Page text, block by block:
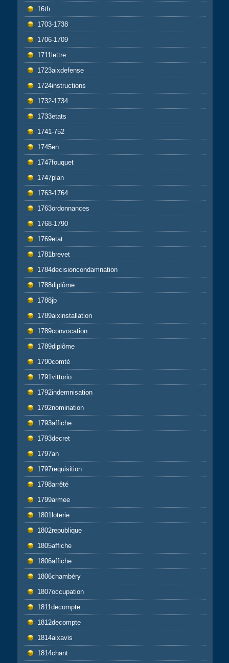
16th
1703-1738
1706-1709
1711lettre
1723aixdefense
1724instructions
1732-1734
1733etats
1741-752
1745en
1747fouquet
1747plan
1763-1764
1763ordonnances
1768-1790
1769etat
1781brevet
1784decisioncondamnation
1788diplôme
1788jb
1789aixinstallation
1789convocation
1789diplôme
1790comté
1791vittorio
1792indemnisation
1792nomination
1793affiche
1793decret
1797an
1797requisition
1798arrêté
1799armee
1801loterie
1802republique
1805affiche
1806affiche
1806chambéry
1807occupation
1811decompte
1812decompte
1814aixavis
1814chant